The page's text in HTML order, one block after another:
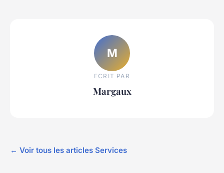
M
ECRIT PAR
Margaux
← Voir tous les articles Services